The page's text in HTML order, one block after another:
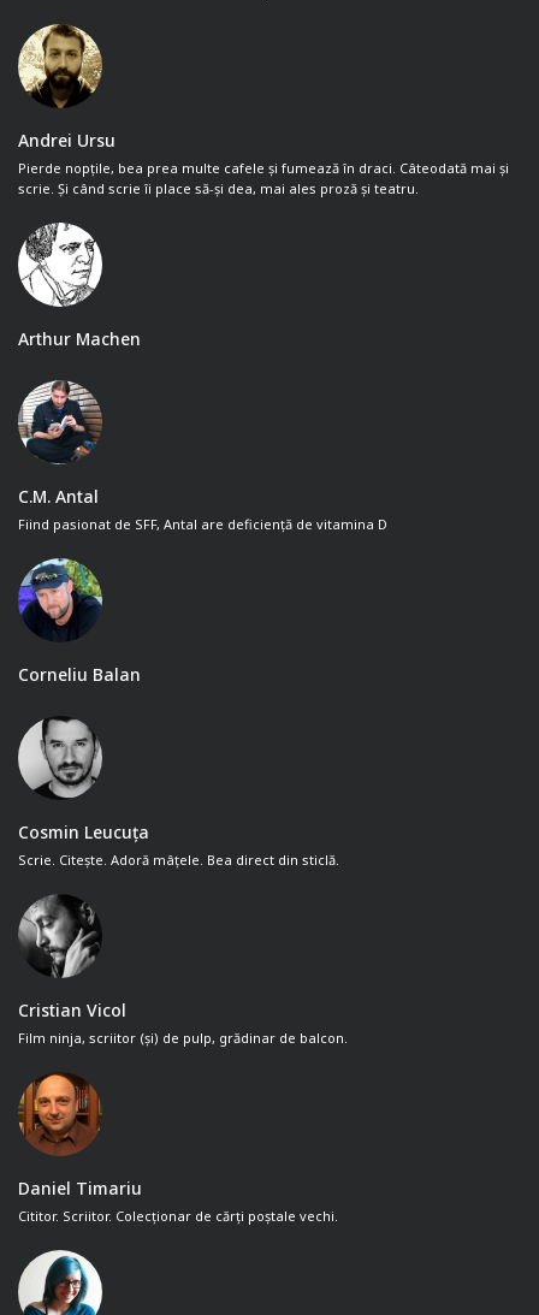
Andrei Ursu
Pierde nopțile, bea prea multe cafele și fumează în draci. Câteodată mai și
scrie. Și când scrie îi place să-și dea, mai ales proză și teatru.
Arthur Machen
C.M. Antal
Fiind pasionat de SFF, Antal are deficiență de vitamina D
Corneliu Balan
Cosmin Leucuța
Scrie. Citește. Adoră mâțele. Bea direct din sticlă.
Cristian Vicol
Film ninja, scriitor (și) de pulp, grădinar de balcon.
Daniel Timariu
Cititor. Scriitor. Colecționar de cărți poștale vechi.